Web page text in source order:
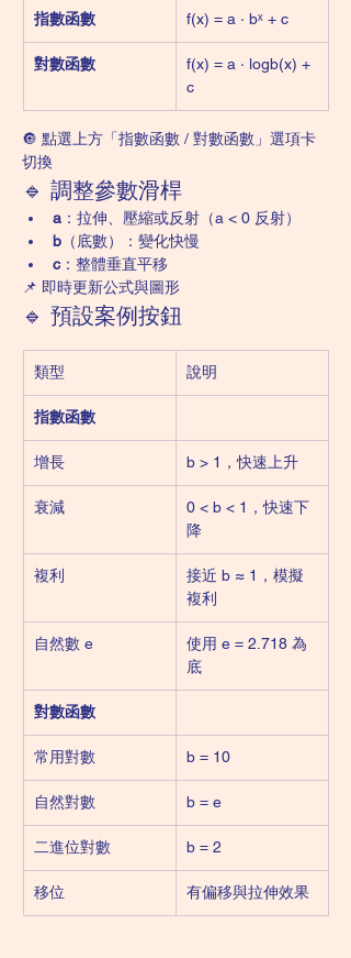
指數函數 f(x) = a · bˣ + c
對數函數
f(x) = a · logb(x) +
c
🔘 點選上方「指數函數 / 對數函數」選項卡
切換
🔹 調整參數滑桿
a ：拉伸、壓縮或反射（a < 0 反射）
b （底數）：變化快慢
c：整體垂直平移
📌 即時更新公式與圖形
🔹 預設案例按鈕
類型 說明
指數函數
增長 b > 1，快速上升
衰減
0 < b < 1，快速下
降
複利
接近 b ≈ 1，模擬
複利
自然數 e
使用 e = 2.718 為
底
對數函數
常用對數 b = 10
自然對數 b = e
二進位對數 b = 2
移位 有偏移與拉伸效果